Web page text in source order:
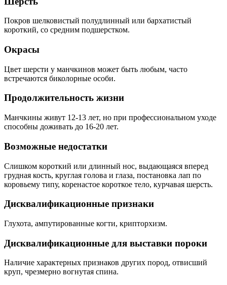
Покров шелковистый полудлинный или бархатистый
короткий, со средним подшерстком.
Окрасы
Цвет шерсти у манчкинов может быть любым, часто
встречаются биколорные особи.
Продолжительность жизни
Манчкины живут 12-13 лет, но при профессиональном уходе
способны доживать до 16-20 лет.
Возможные недостатки
Слишком короткий или длинный нос, выдающаяся вперед
грудная кость, круглая голова и глаза, постановка лап по
коровьему типу, коренастое короткое тело, курчавая шерсть.
Дисквалификационные признаки
Глухота, ампутированные когти, крипторхизм.
Дисквалификационные для выставки пороки
Наличие характерных признаков других пород, отвисший
круп, чрезмерно вогнутая спина.